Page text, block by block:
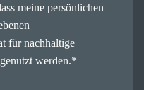
meine persönlichen
für nachhaltige
werden.*